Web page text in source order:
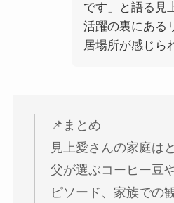
です」と語る見
活躍の裏にある
居場所が感じら
📌まとめ
見上愛さんの家庭は
父が選ぶコーヒー豆
ピソード、家族での